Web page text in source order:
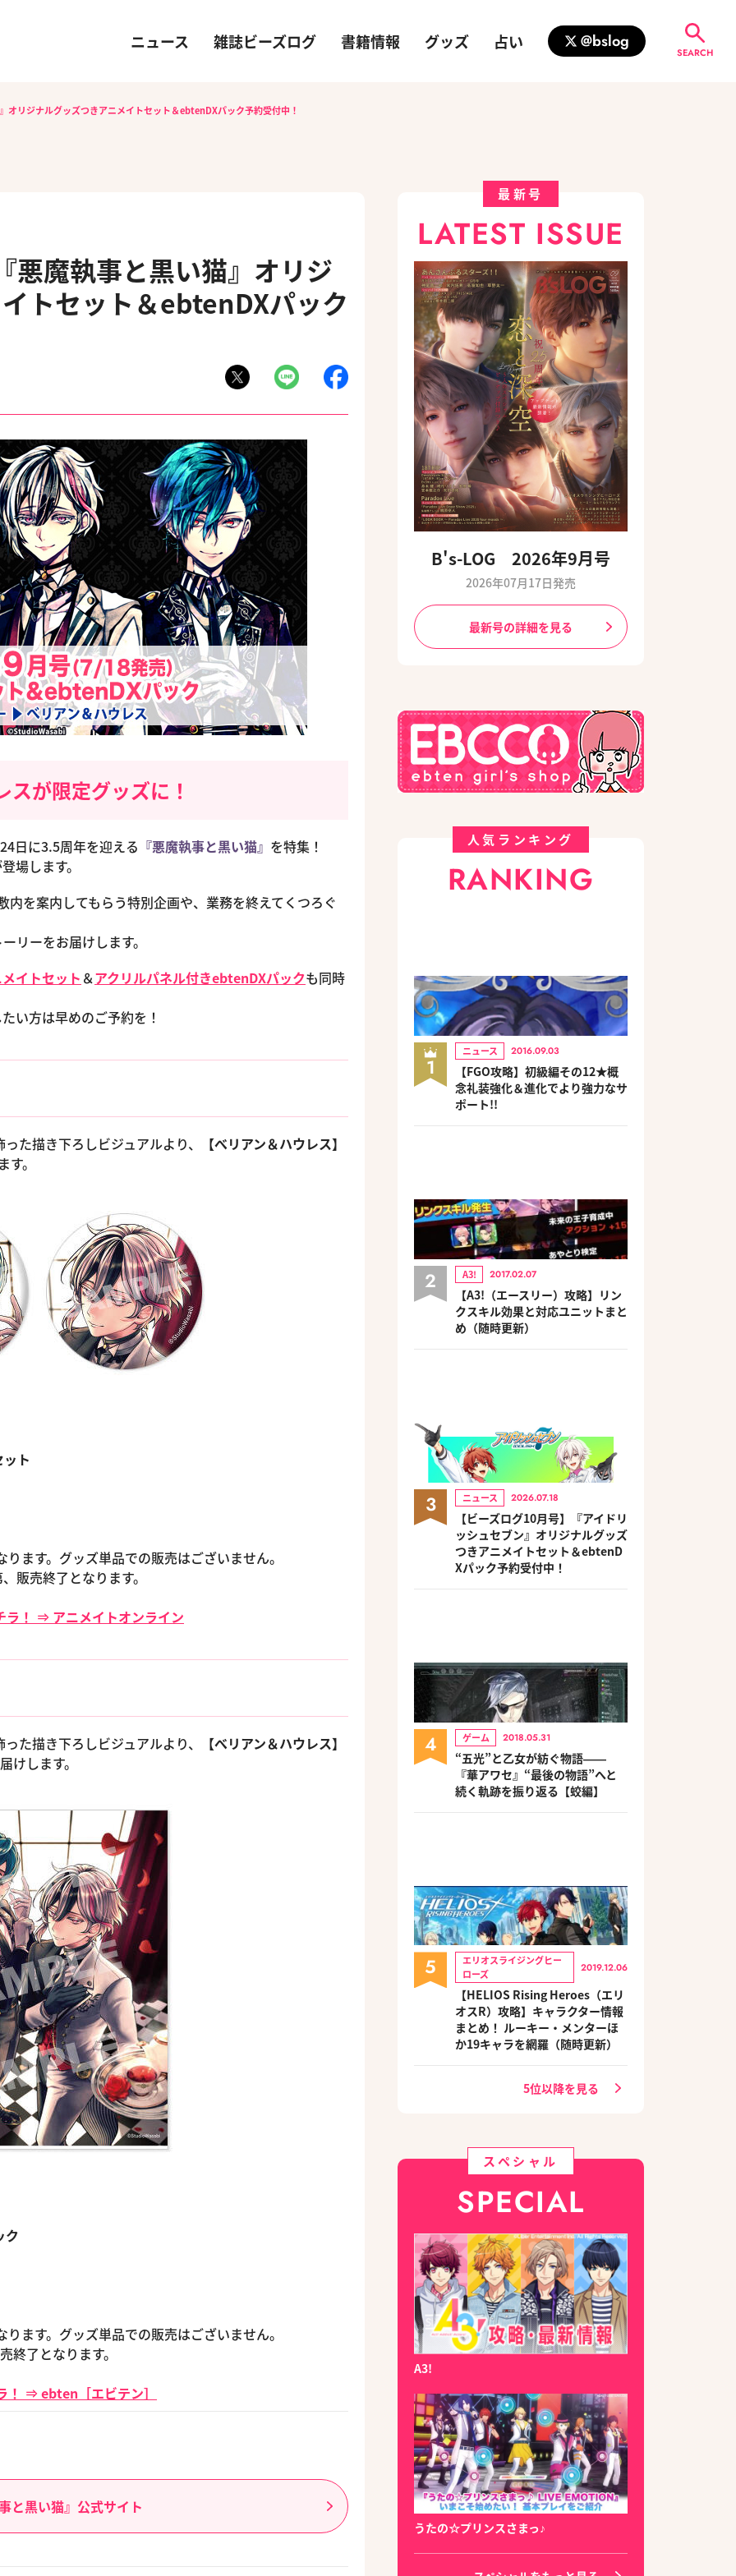
ニュース 雑誌ビーズログ 書籍情報 グッズ 占い @bslog
SEARCH
オリジナルグッズつきアニメイトセット＆ebtenDXパック予約受付中！
悪魔執事と黒い猫』オリジ
トセット＆ebtenDXパック
が限定グッズに！
日に3.5周年を迎える 『悪魔執事と黒い猫』 を特集！
場します。
を案内してもらう特別企画や、業務を終えてくつろぐ
リーをお届けします。
イトセット ＆アクリルパネル付きebtenDXパックも同時
い方は早めのご予約を！
た描き下ろしビジュアルより、
【べリアン＆ハウレス】
。
ト
ます。グッズ単品での販売はございません。
販売終了となります。
！ ⇒ アニメイトオンライン
た描き下ろしビジュアルより、
【べリアン＆ハウレス】
けします。
ク
ます。グッズ単品での販売はございません。
了となります。
⇒ ebten［エビテン］
と黒い猫』公式サイト
最新号
LATEST ISSUE
B's-LOG 2026年9月号
2026年07月17日発売
最新号の詳細を見る
人気ランキング
RANKING
1
ニュース 2016.09.03
【FGO攻略】初級編その12★概
念礼装強化＆進化でより強力なサ
ポート!!
2 A3! 2017.02.07
【A3!（エースリー）攻略】リン
クスキル効果と対応ユニットまと
め（随時更新）
3 ニュース 2026.07.18
【ビーズログ10月号】『アイドリ
ッシュセブン』オリジナルグッズ
つきアニメイトセット＆ebtenD
Xパック予約受付中！
4 ゲーム 2018.05.31
“五光”と乙女が紡ぐ物語――
『華アワセ』“最後の物語”へと
続く軌跡を振り返る【蛟編】
5
エリオスライジングヒー
ローズ
2019.12.06
【HELIOS Rising Heroes（エリ
オスR）攻略】キャラクター情報
まとめ！ ルーキー・メンターほ
か19キャラを網羅（随時更新）
5位以降を見る
スペシャル
SPECIAL
A3!
うたの☆プリンスさまっ♪